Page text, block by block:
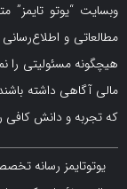
تایمز” متضمن
اطلاع‌رسانی دارد.
را نمی‌پذیرد.
داشته باشند و قبل
دانش کافی را دارند.
رسانه تخصصی